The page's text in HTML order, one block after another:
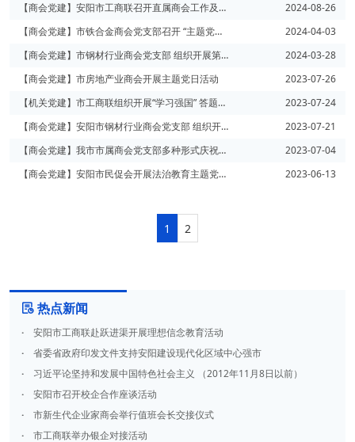
 热点新闻
· 安阳市工商联赴跃进渠开展理想信念教育活动
· 省委省政府印发文件支持安阳建设现代化区域中心强市
· 习近平论坚持和发展中国特色社会主义 （2012年11月8日以前）
· 安阳市召开校企合作座谈活动
· 市新生代企业家商会举行值班会长交接仪式
· 市工商联举办银企对接活动
【商会党建】安阳市工商联召开直属商会工作及党建推进会
2024-08-26
【商会党建】市铁合金商会党支部召开 “主题党日”教育和民主评议党员会议
2024-04-03
【商会党建】市钢材行业商会党支部 组织开展第三期“主题党日”活动
2024-03-28
【商会党建】市房地产业商会开展主题党日活动
2023-07-26
【机关党建】市工商联组织开展“学习强国” 答题挑战赛
2023-07-24
【商会党建】安阳市钢材行业商会党支部 组织开展第七期主题党日活动
2023-07-21
【商会党建】我市市属商会党支部多种形式庆祝党的生日
2023-07-04
【商会党建】安阳市民促会开展法治教育主题党日活动暨会长办公（扩大）会
2023-06-13
1 2